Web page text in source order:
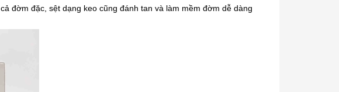
đờm đặc, sệt dạng keo cũng đánh tan và làm mềm đờm dễ dàng